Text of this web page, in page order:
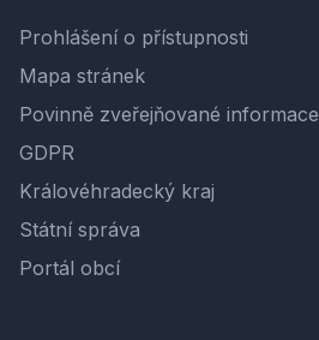
Prohlášení o přístupnosti
Mapa stránek
Povinně zveřejňované informace
GDPR
Královéhradecký kraj
Státní správa
Portál obcí